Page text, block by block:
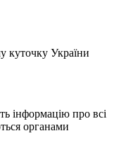
куточку України
інформацію про всі
органами